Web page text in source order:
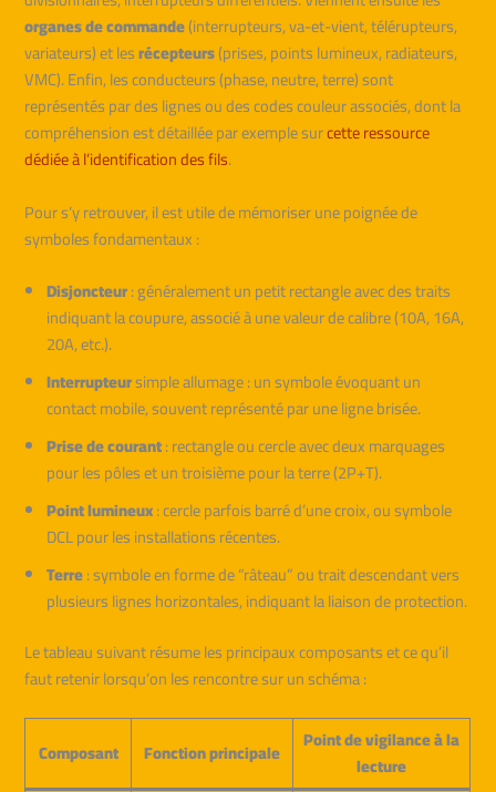
organes de commande(interrupteurs, va-et-vient, télérupteurs,
variateurs) et lesrécepteurs(prises, points lumineux, radiateurs,
VMC). Enfin, les conducteurs (phase, neutre, terre) sont
représentés par des lignes ou des codes couleur associés, dont la
compréhension est détaillée par exemple surcette ressource
dédiée à l’identification des fils.
Pour s’y retrouver, il est utile de mémoriser une poignée de
symboles fondamentaux :
Disjoncteur: généralement un petit rectangle avec des traits
indiquant la coupure, associé à une valeur de calibre (10A, 16A,
20A, etc.).
Interrupteursimple allumage : un symbole évoquant un
contact mobile, souvent représenté par une ligne brisée.
Prise de courant: rectangle ou cercle avec deux marquages
pour les pôles et un troisième pour la terre (2P+T).
Point lumineux: cercle parfois barré d’une croix, ou symbole
DCL pour les installations récentes.
Terre: symbole en forme de “râteau” ou trait descendant vers
plusieurs lignes horizontales, indiquant la liaison de protection.
Le tableau suivant résume les principaux composants et ce qu’il
faut retenir lorsqu’on les rencontre sur un schéma :
Composant Fonction principale
Point de vigilance à la
lecture